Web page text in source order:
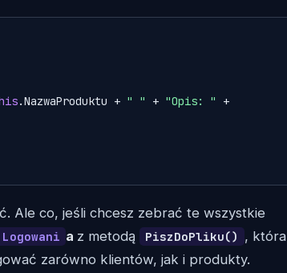
.NazwaProduktu + " " + "Opis: "
Ale co, jeśli chcesz zebrać te wszystkie
a z metodą PiszDoPliku() , która
zarówno klientów, jak i produkty.